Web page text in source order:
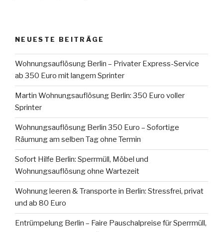
NEUESTE BEITRÄGE
Wohnungsauflösung Berlin – Privater Express-Service
ab 350 Euro mit langem Sprinter
Martin Wohnungsauflösung Berlin: 350 Euro voller
Sprinter
Wohnungsauflösung Berlin 350 Euro – Sofortige
Räumung am selben Tag ohne Termin
Sofort Hilfe Berlin: Sperrmüll, Möbel und
Wohnungsauflösung ohne Wartezeit
Wohnung leeren & Transporte in Berlin: Stressfrei, privat
und ab 80 Euro
Entrümpelung Berlin – Faire Pauschalpreise für Sperrmüll,